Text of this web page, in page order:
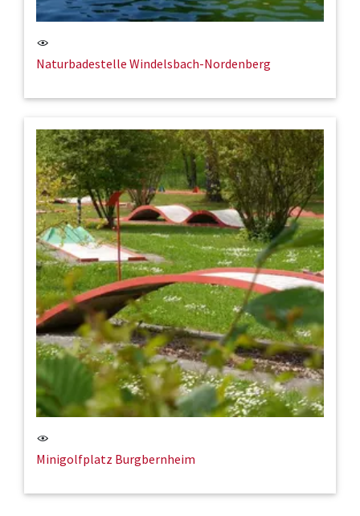
Naturbadestelle Windelsbach-Nordenberg
Minigolfplatz Burgbernheim